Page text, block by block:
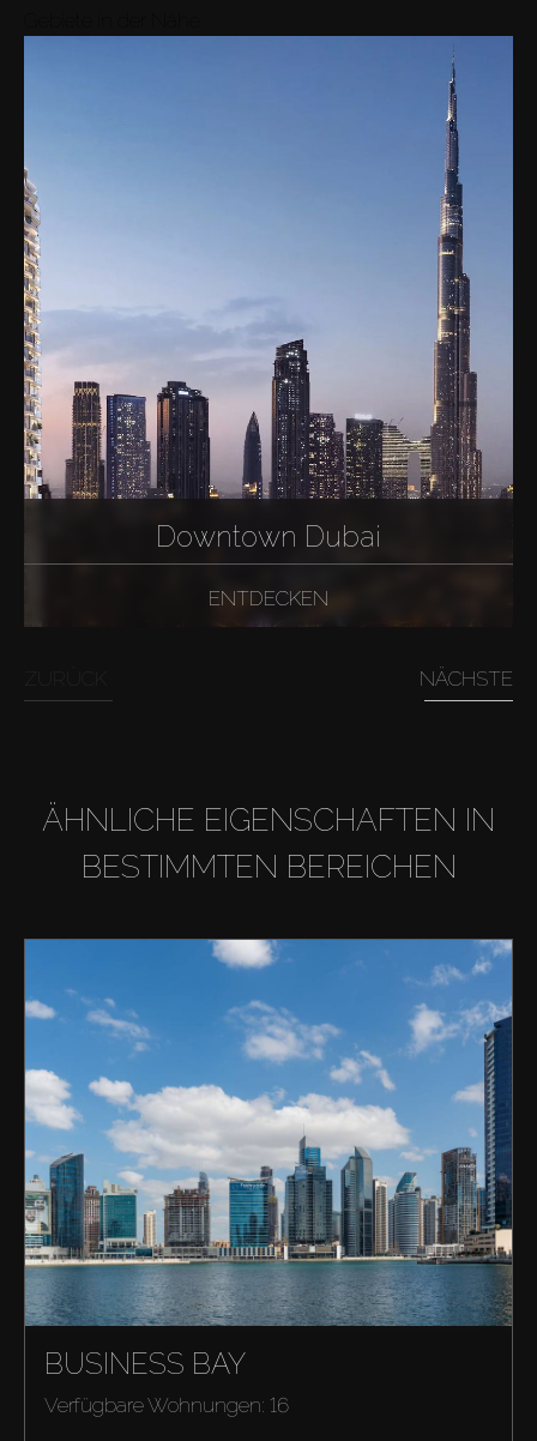
Downtown Dubai
ENTDECKEN
NÄCHSTE
ÄHNLICHE EIGENSCHAFTEN IN
BESTIMMTEN BEREICHEN
BUSINESS BAY
Verfügbare Wohnungen: 16